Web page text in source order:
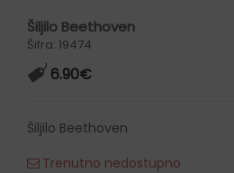
Šiljilo Beethoven
Šifra: 19474
6.90€
Šiljilo Beethoven
Trenutno nedostupno